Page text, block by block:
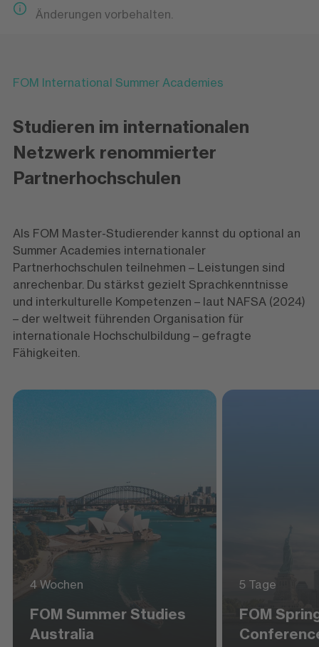
Änderungen vorbehalten.
FOM International Summer Academies
Studieren im internationalen
Netzwerk renommierter
Partnerhochschulen
Als FOM Master-Studierender kannst du optional an
Summer Academies internationaler
Partnerhochschulen teilnehmen – Leistungen sind
anrechenbar. Du stärkst gezielt Sprachkenntnisse
und interkulturelle Kompetenzen – laut NAFSA (2024)
– der weltweit führenden Organisation für
internationale Hochschulbildung – gefragte
Fähigkeiten.
4 Wochen
FOM Summer Studies
Australia
5 Tage
FOM